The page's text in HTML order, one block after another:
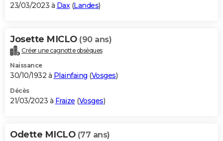
23/03/2023 à Dax (Landes)
Josette MICLO (90 ans)
Créer une cagnotte obsèques
Naissance
30/10/1932 à Plainfaing (Vosges)
Décès
21/03/2023 à Fraize (Vosges)
Odette MICLO (77 ans)